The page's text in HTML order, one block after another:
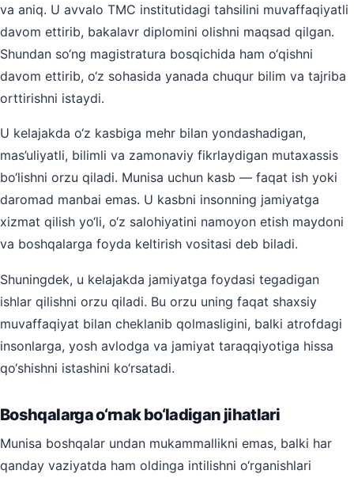
va aniq. U avvalo TMC institutidagi tahsilini muvaffaqiyatli
davom ettirib, bakalavr diplomini olishni maqsad qilgan.
Shundan so‘ng magistratura bosqichida ham o‘qishni
davom ettirib, o‘z sohasida yanada chuqur bilim va tajriba
orttirishni istaydi.
U kelajakda o‘z kasbiga mehr bilan yondashadigan,
mas’uliyatli, bilimli va zamonaviy fikrlaydigan mutaxassis
bo‘lishni orzu qiladi. Munisa uchun kasb — faqat ish yoki
daromad manbai emas. U kasbni insonning jamiyatga
xizmat qilish yo‘li, o‘z salohiyatini namoyon etish maydoni
va boshqalarga foyda keltirish vositasi deb biladi.
Shuningdek, u kelajakda jamiyatga foydasi tegadigan
ishlar qilishni orzu qiladi. Bu orzu uning faqat shaxsiy
muvaffaqiyat bilan cheklanib qolmasligini, balki atrofdagi
insonlarga, yosh avlodga va jamiyat taraqqiyotiga hissa
qo‘shishni istashini ko‘rsatadi.
Boshqalarga o‘rnak bo‘ladigan jihatlari
Munisa boshqalar undan mukammallikni emas, balki har
qanday vaziyatda ham oldinga intilishni o‘rganishlari